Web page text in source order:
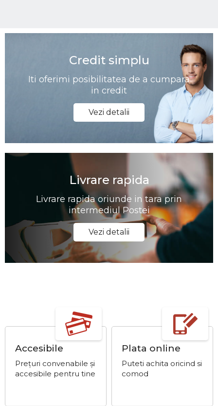
Credit simplu
Iti oferimi posibilitatea de a cumpara
in credit
Vezi detalii
Livrare rapida
Livrare rapida oriunde in tara prin
intermediul Postei
Vezi detalii
Accesibile
Prețuri convenabile și
accesibile pentru tine
Plata online
Puteti achita oricind si
comod